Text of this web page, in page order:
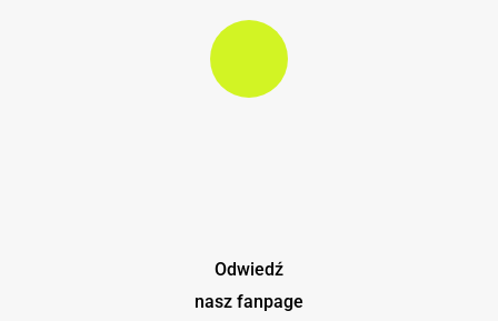
Play Video
Odwiedź
nasz fanpage